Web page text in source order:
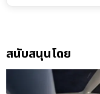
สนับสนุนโดย